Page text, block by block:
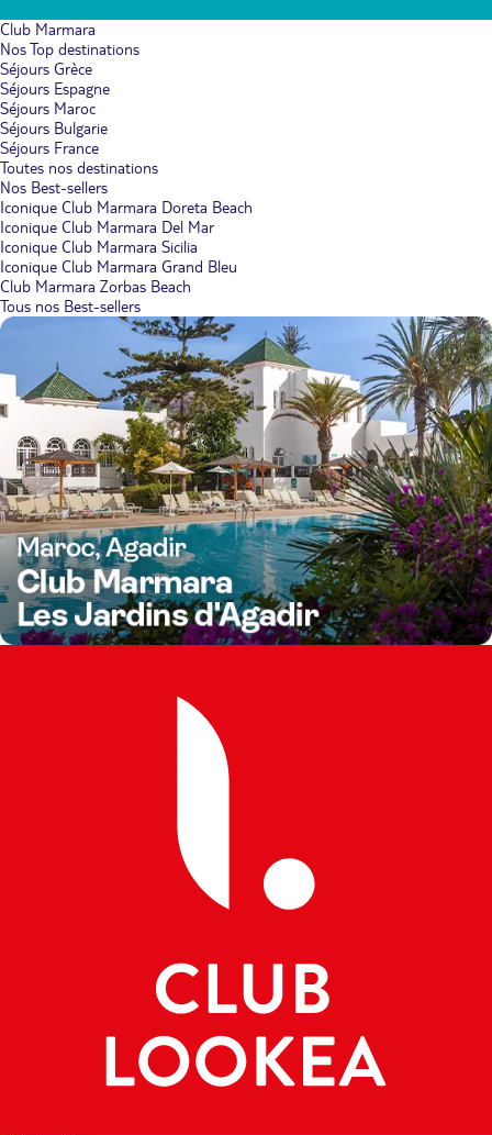
Club Marmara
Nos Top destinations
Séjours Grèce
Séjours Espagne
Séjours Maroc
Séjours Bulgarie
Séjours France
Toutes nos destinations
Nos Best-sellers
Iconique Club Marmara Doreta Beach
Iconique Club Marmara Del Mar
Iconique Club Marmara Sicilia
Iconique Club Marmara Grand Bleu
Club Marmara Zorbas Beach
Tous nos Best-sellers